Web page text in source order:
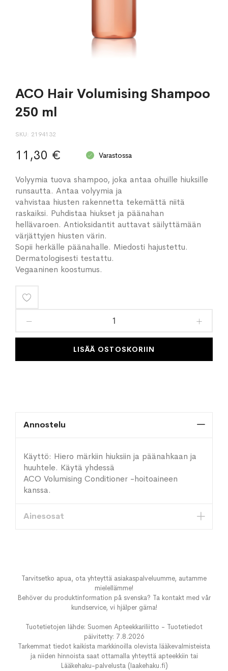
ACO Hair Volumising Shampoo
250 ml
SKU 2194132
11,30 € Varastossa
Volyymia tuova shampoo, joka antaa ohuille hiuksille
runsautta. Antaa volyymia ja
vahvistaa hiusten rakennetta tekemättä niitä
raskaiksi. Puhdistaa hiukset ja päänahan
hellävaroen. Antioksidantit auttavat säilyttämään
värjättyjen hiusten värin.
Sopii herkälle päänahalle. Miedosti hajustettu.
Dermatologisesti testattu.
Vegaaninen koostumus.
toivelistaan
LISÄÄ OSTOSKORIIN
Annostelu
Käyttö: Hiero märkiin hiuksiin ja päänahkaan ja
huuhtele. Käytä yhdessä
ACO Volumising Conditioner -hoitoaineen
kanssa.
Ainesosat
Tarvitsetko apua, ota yhteyttä asiakaspalveluumme, autamme
mielellämme!
Behöver du produktinformation på svenska? Ta kontakt med vår
kundservice, vi hjälper gärna!
Tuotetietojen lähde: Suomen Apteekkariliitto - Tuotetiedot
päivitetty: 7.8.2026
Tarkemmat tiedot kaikista markkinoilla olevista lääkevalmisteista
ja niiden hinnoista saat ottamalla yhteyttä apteekkiin tai
Lääkehaku-palvelusta (laakehaku.fi)